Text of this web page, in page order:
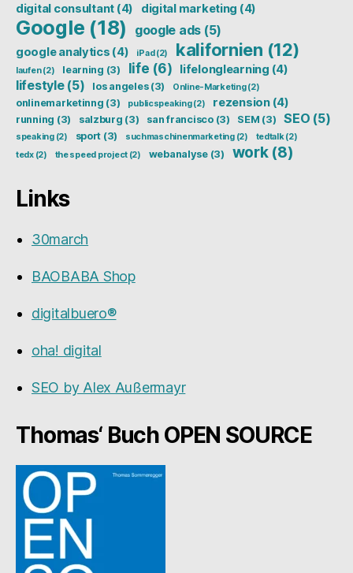
digital consultant (4) digital marketing (4)
Google (18) google ads (5)
google analytics (4) iPad(2) kalifornien (12)
laufen(2) learning (3) life (6) lifelonglearning (4)
lifestyle(5) los angeles(3) Online-Marketing(2)
onlinemarketinng (3) publicspeaking(2) rezension(4)
running (3) salzburg (3) san francisco(3) SEM (3) SEO (5)
speaking(2) sport (3) suchmaschinenmarketing(2) tedtalk(2)
tedx(2) the speed project (2) webanalyse(3) work(8)
Links
30march
BAOBABA Shop
digitalbuero®
oha! digital
SEO by Alex Außermayr
Thomas‘ Buch OPEN SOURCE